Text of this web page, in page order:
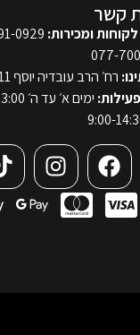
קשר
ומכירות:
077-
רח׳ הרב עובדיה יוסף 11, פ״ת